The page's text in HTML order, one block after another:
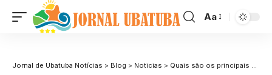
Aa
Jornal de Ubatuba Notícias > Blog > Noticias > Quais são os principais cuidados que os idosos devem ter para prevenir doenças, conforme orientações do Sindnapi — Sindicato Nacional dos Aposentados, Pensionistas e Idosos?